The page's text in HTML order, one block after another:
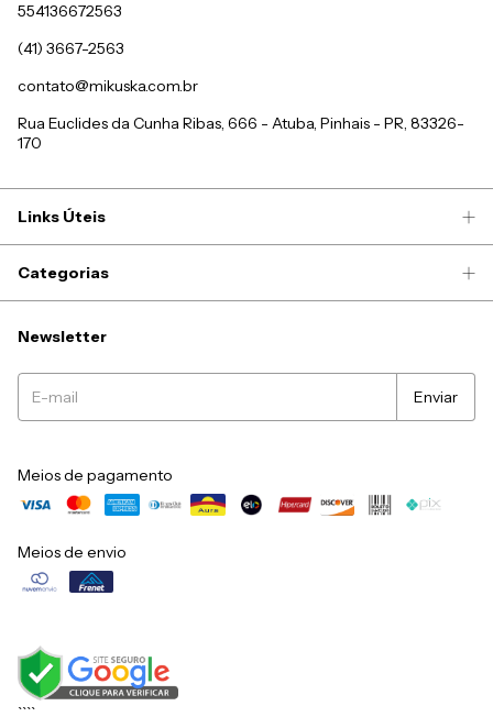
554136672563
(41) 3667-2563
contato@mikuska.com.br
Rua Euclides da Cunha Ribas, 666 - Atuba, Pinhais - PR, 83326-
170
Links Úteis
Categorias
Newsletter
Meios de pagamento
Meios de envio
````